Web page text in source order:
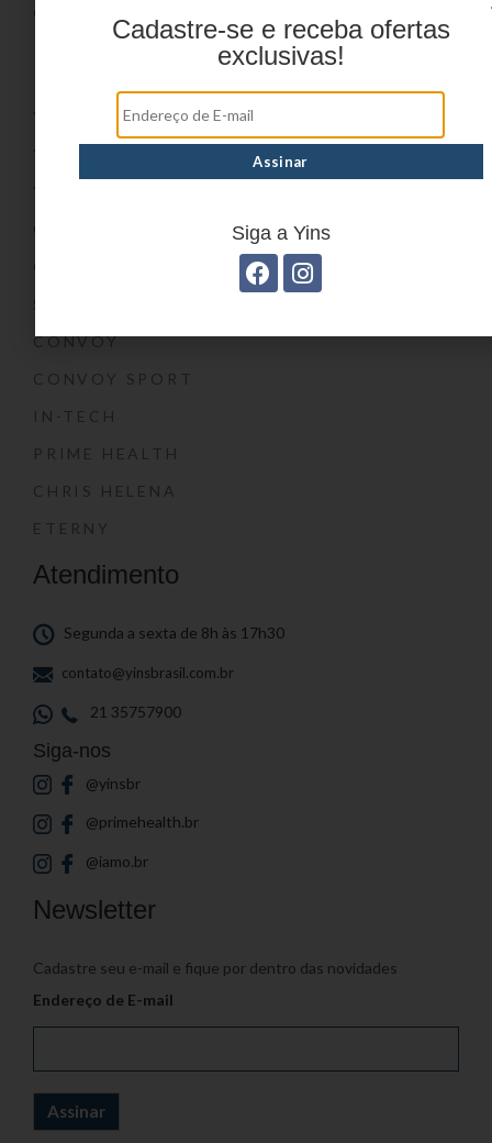
CONVOY
CONVOY SPORT
IN-TECH
PRIME HEALTH
CHRIS HELENA
ETERNY
Atendimento
Segunda a sexta de 8h às 17h30
contato@yinsbrasil.com.br
21 35757900
Siga-nos
@yinsbr
@primehealth.br
@iamo.br
Newsletter
Cadastre seu e-mail e fique por dentro das novidades
Endereço de E-mail
Cadastre-se e receba ofertas
exclusivas!
Siga a Yins